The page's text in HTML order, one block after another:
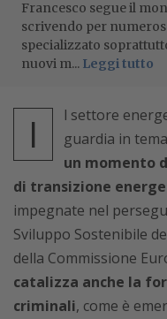
Francesco segue il
scrivendo per
specializzato
nuovi m... Leggi tutto
I
l settore
guardia in
un momento
di transizione
impegnate nel
Sviluppo Sostenibile
della Commissione
catalizza anche la
criminali, come è